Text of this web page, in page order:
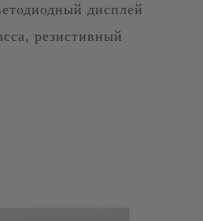
дисплей
резистивный